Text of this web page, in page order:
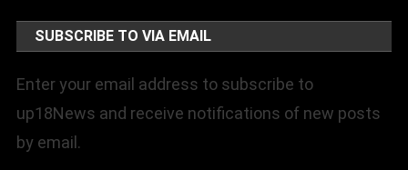
SUBSCRIBE TO VIA EMAIL
Enter your email address to subscribe to
up18News and receive notifications of new posts
by email.